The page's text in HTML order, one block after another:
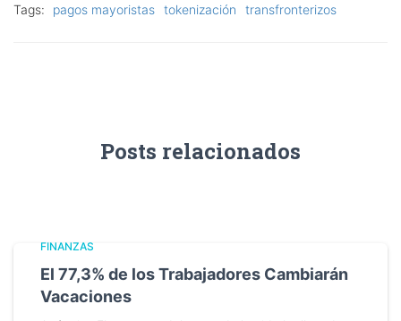
Tags: pagos mayoristas tokenización transfronterizos
Posts relacionados
FINANZAS
El 77,3% de los Trabajadores Cambiarán
Vacaciones